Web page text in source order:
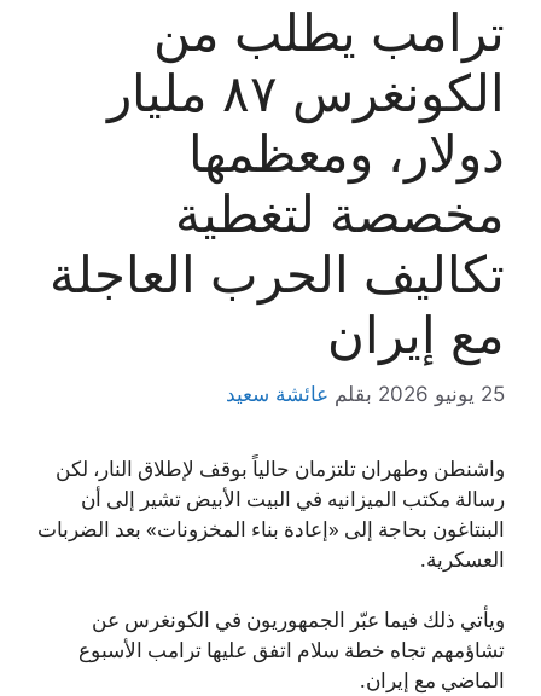
ترامب يطلب من
الكونغرس ٨٧ مليار
دولار، ومعظمها
مخصصة لتغطية
تكاليف الحرب العاجلة
مع إيران
25 يونيو 2026 بقلم عائشة سعيد
واشنطن وطهران تلتزمان حالياً بوقف لإطلاق النار، لكن
رسالة مكتب الميزانيه في البيت الأبيض تشير إلى أن
البنتاغون بحاجة إلى «إعادة بناء المخزونات» بعد الضربات
العسكرية.
ويأتي ذلك فيما عبّر الجمهوريون في الكونغرس عن
تشاؤمهم تجاه خطة سلام اتفق عليها ترامب الأسبوع
الماضي مع إيران.